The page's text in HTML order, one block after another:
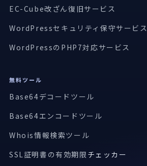
EC-Cube改ざん復旧サービス
WordPressセキュリティ保守サービス
WordPressのPHP7対応サービス
無料ツール
Base64デコードツール
Base64エンコードツール
Whois情報検索ツール
SSL証明書の有効期限 チェッカー